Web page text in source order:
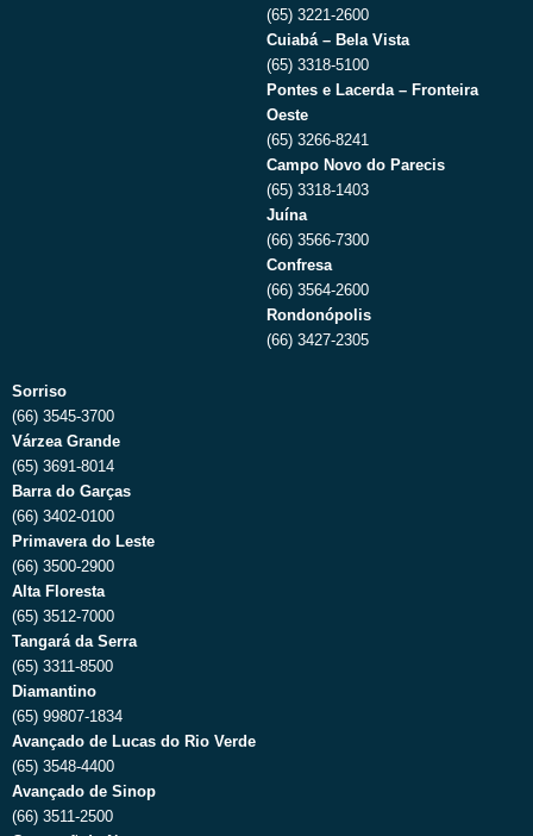
(65) 3221-2600
Cuiabá – Bela Vista
(65) 3318-5100
Pontes e Lacerda – Fronteira
Oeste
(65) 3266-8241
Campo Novo do Parecis
(65) 3318-1403
Juína
(66) 3566-7300
Confresa
(66) 3564-2600
Rondonópolis
(66) 3427-2305
Sorriso
(66) 3545-3700
Várzea Grande
(65) 3691-8014
Barra do Garças
(66) 3402-0100
Primavera do Leste
(66) 3500-2900
Alta Floresta
(65) 3512-7000
Tangará da Serra
(65) 3311-8500
Diamantino
(65) 99807-1834
Avançado de Lucas do Rio Verde
(65) 3548-4400
Avançado de Sinop
(66) 3511-2500